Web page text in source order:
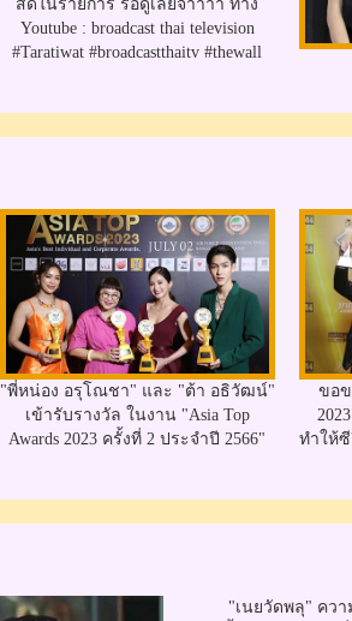
สดในรายการ รอดูเลยจ้าาาา ทาง
Youtube : broadcast thai television
#Taratiwat #broadcastthaitv #thewall
"พี่หน่อง อรุโณชา" และ "ต้า อธิวัฒน์"
เข้ารับรางวัล ในงาน "Asia Top
Awards 2023 ครั้งที่ 2 ประจำปี 2566"
ขอข
ทำให้
"เนยวัดพลุ" ความ